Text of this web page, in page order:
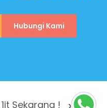
Hubungi Kami
Sekarang !